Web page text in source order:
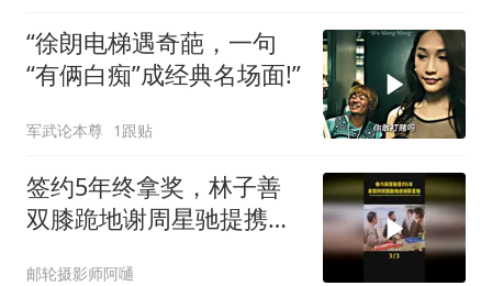
“徐朗电梯遇奇葩，一句
“有俩白痴”成经典名场面!”
军武论本尊 1跟贴
签约5年终拿奖，林子善
双膝跪地谢周星驰提携之
邮轮摄影师阿嗵